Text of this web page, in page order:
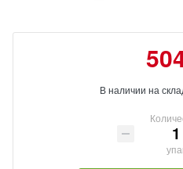
В наличии на